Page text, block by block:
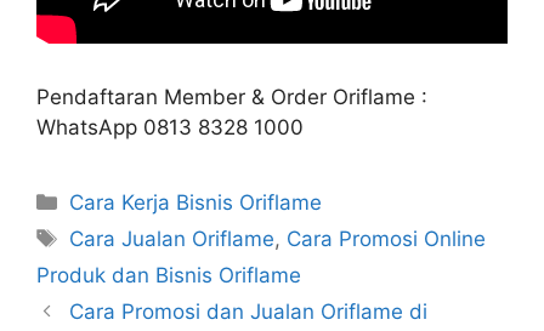
Pendaftaran Member & Order Oriflame :
WhatsApp 0813 8328 1000
Categories
Cara Kerja Bisnis Oriflame
Tags
Cara Jualan Oriflame, Cara Promosi Online
Produk dan Bisnis Oriflame
Cara Promosi dan Jualan Oriflame di